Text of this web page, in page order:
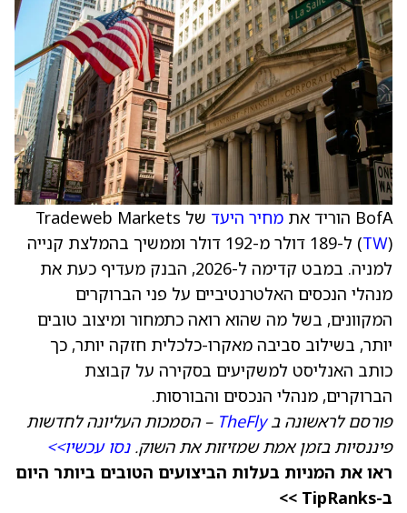
BofA הוריד את מחיר היעד
של Tradeweb Markets
(TW
) ל-189 דולר מ-192 דולר וממשיך בהמלצת קנייה
למניה. במבט קדימה ל-2026, הבנק מעדיף כעת את
מנהלי הנכסים האלטרנטיביים על פני הברוקרים
המקוונים, בשל מה שהוא רואה כתמחור ומיצוב טובים
יותר, בשילוב סביבה מאקרו-כלכלית חזקה יותר, כך
כותב האנליסט למשקיעים בסקירה על קבוצת
הברוקרים, מנהלי הנכסים והבורסות.
פורסם לראשונה בTheFly – הסמכות העליונה לחדשות
פיננסיות בזמן אמת שמזיזות את השוק.נסו עכשיו>>
ראו את המניות בעלות הביצועים הטובים ביותר היום
ב-TipRanks >>